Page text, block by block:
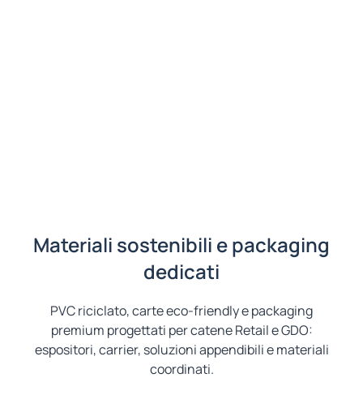
Materiali sostenibili e packaging
dedicati
PVC riciclato, carte eco-friendly e packaging
premium progettati per catene Retail e GDO:
espositori, carrier, soluzioni appendibili e materiali
coordinati.